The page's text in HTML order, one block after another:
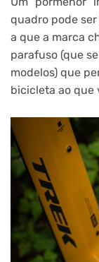
quadro pode
a que a marca
parafuso (que
modelos) que
bicicleta ao que